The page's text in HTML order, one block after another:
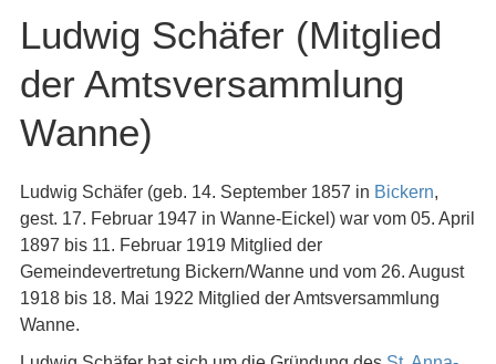
Ludwig Schäfer (Mitglied
der Amtsversammlung
Wanne)
Ludwig Schäfer (geb. 14. September 1857 in Bickern,
gest. 17. Februar 1947 in Wanne-Eickel) war vom 05. April
1897 bis 11. Februar 1919 Mitglied der
Gemeindevertretung Bickern/Wanne und vom 26. August
1918 bis 18. Mai 1922 Mitglied der Amtsversammlung
Wanne.